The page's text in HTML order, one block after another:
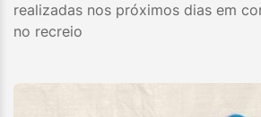
realizadas nos próximos dias em
no recreio